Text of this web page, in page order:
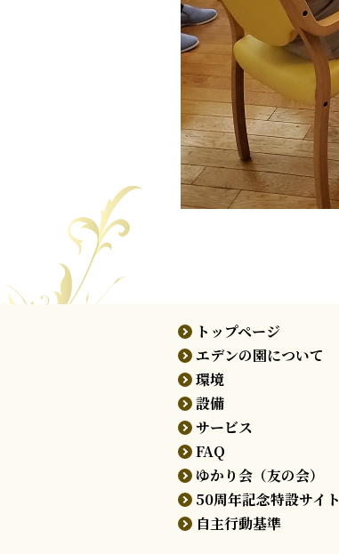
トップページ
エデンの園について
環境
設備
サービス
FAQ
ゆかり会（友の会）
50周年記念特設サイト
自主行動基準